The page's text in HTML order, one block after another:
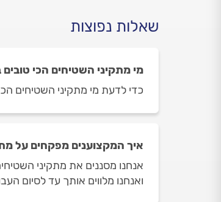
שאלות נפוצות
מי מתקיני השטיחים הכי
כדי לדעת מי מתקיני השטיחים
איך המקצוענים מפקחים על
אנחנו מסננים את מתקיני
ואנחנו מלווים אותך עד לסיום